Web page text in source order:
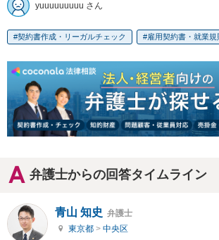
yuuuuuuuuu さん
契約書作成・リーガルチェック 雇用契約書・就業規
弁護士からの回答タイムライン
青山 知史 弁護士
東京都 > 中央区